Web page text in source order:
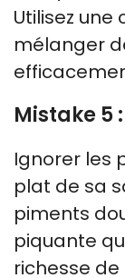
Utilisez une
mélanger
Mistake 5
Ignorer les
plat de sa
piments
piquante
richesse de